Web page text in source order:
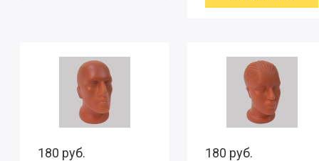
180 руб.
180 руб.